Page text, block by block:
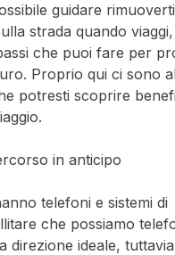
guidare
strada quando viaggi,
che puoi fare per
Proprio qui ci sono
potresti scoprire
in anticipo
telefoni e sistemi di
che possiamo
direzione ideale,